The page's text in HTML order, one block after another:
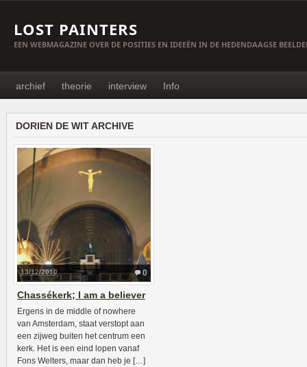
LOST PAINTERS
EEN WEBMAGAZINE OVER DE POSITIES EN IDEEËN IN DE HEDENDAAGSE
archief theorie interview Info
DORIEN DE WIT ARCHIVE
0
13/12/2010
Chassékerk; I am a believer
Ergens in de middle of nowhere
van Amsterdam, staat verstopt aan
een zijweg buiten het centrum een
kerk. Het is een eind lopen vanaf
Fons Welters, maar dan heb je […]